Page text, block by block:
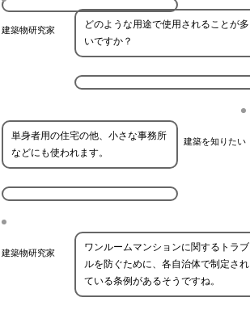
建築物研究家
どのような用途で使用されることが多
いですか？
建築を知りたい
単身者用の住宅の他、小さな事務所
などにも使われます。
建築物研究家
ワンルームマンションに関するトラブ
ルを防ぐために、各自治体で制定され
ている条例があるそうですね。